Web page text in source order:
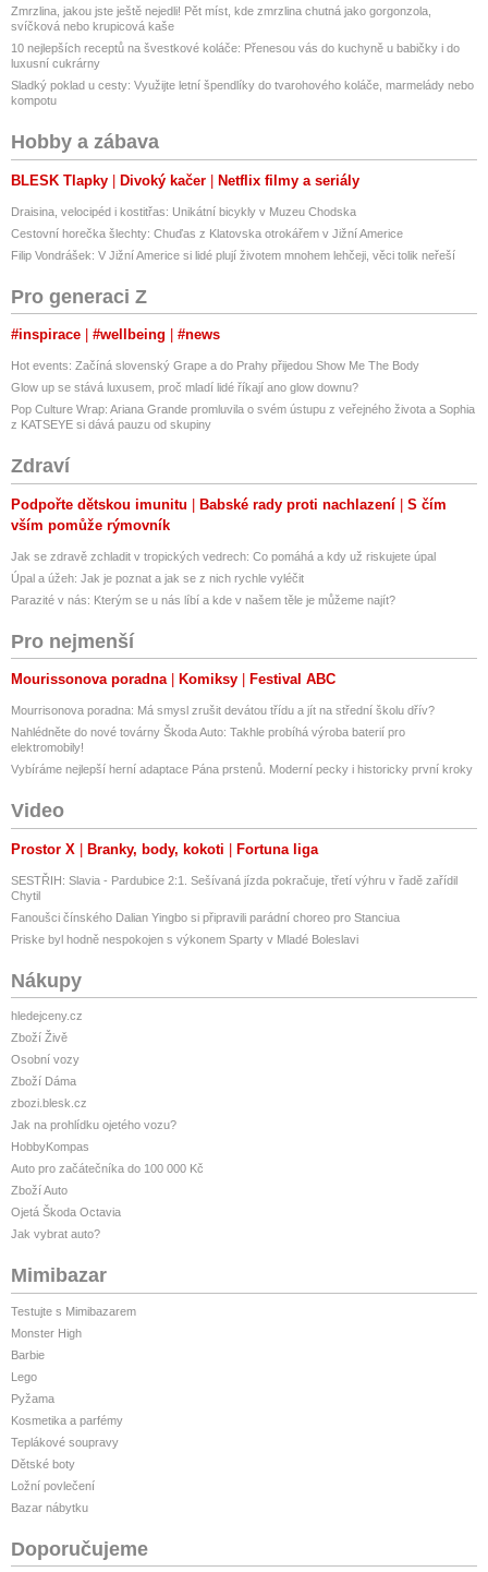
Zmrzlina, jakou jste ještě nejedli! Pět míst, kde zmrzlina chutná jako gorgonzola,
svíčková nebo krupicová kaše
10 nejlepších receptů na švestkové koláče: Přenesou vás do kuchyně u babičky i do
luxusní cukrárny
Sladký poklad u cesty: Využijte letní špendlíky do tvarohového koláče, marmelády nebo
kompotu
Hobby a zábava
BLESK Tlapky Divoký kačer Netflix filmy a seriály
Draisina, velocipéd i kostitřas: Unikátní bicykly v Muzeu Chodska
Cestovní horečka šlechty: Chuďas z Klatovska otrokářem v Jižní Americe
Filip Vondrášek: V Jižní Americe si lidé plují životem mnohem lehčeji, věci tolik neřeší
Pro generaci Z
#inspirace #wellbeing #news
Hot events: Začíná slovenský Grape a do Prahy přijedou Show Me The Body
Glow up se stává luxusem, proč mladí lidé říkají ano glow downu?
Pop Culture Wrap: Ariana Grande promluvila o svém ústupu z veřejného života a Sophia
z KATSEYE si dává pauzu od skupiny
Zdraví
Podpořte dětskou imunitu Babské rady proti nachlazení
S čím
vším pomůže rýmovník
Jak se zdravě zchladit v tropických vedrech: Co pomáhá a kdy už riskujete úpal
Úpal a úžeh: Jak je poznat a jak se z nich rychle vyléčit
Parazité v nás: Kterým se u nás líbí a kde v našem těle je můžeme najít?
Pro nejmenší
Mourissonova poradna Komiksy Festival ABC
Mourrisonova poradna: Má smysl zrušit devátou třídu a jít na střední školu dřív?
Nahlédněte do nové továrny Škoda Auto: Takhle probíhá výroba baterií pro
elektromobily!
Vybíráme nejlepší herní adaptace Pána prstenů. Moderní pecky i historicky první kroky
Video
Prostor X Branky, body, kokoti Fortuna liga
SESTŘIH: Slavia - Pardubice 2:1. Sešívaná jízda pokračuje, třetí výhru v řadě zařídil
Chytil
Fanoušci čínského Dalian Yingbo si připravili parádní choreo pro Stanciua
Priske byl hodně nespokojen s výkonem Sparty v Mladé Boleslavi
Nákupy
hledejceny.cz
Zboží Živě
Osobní vozy
Zboží Dáma
zbozi.blesk.cz
Jak na prohlídku ojetého vozu?
HobbyKompas
Auto pro začátečníka do 100 000 Kč
Zboží Auto
Ojetá Škoda Octavia
Jak vybrat auto?
Mimibazar
Testujte s Mimibazarem
Monster High
Barbie
Lego
Pyžama
Kosmetika a parfémy
Teplákové soupravy
Dětské boty
Ložní povlečení
Bazar nábytku
Doporučujeme